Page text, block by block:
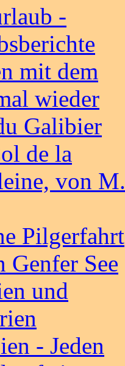
-
mit dem
wieder
Galibier
de la
von M.
Pilgerfahrt
Genfer See
und
- Jeden